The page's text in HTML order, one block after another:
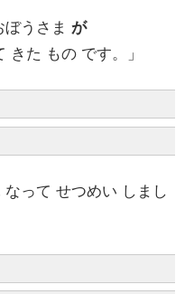
ぼうさまが
きた もの です。」
なって せつめい しまし